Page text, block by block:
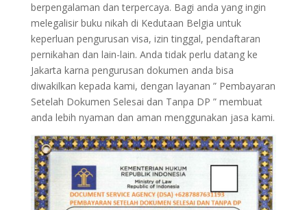
berpengalaman dan terpercaya. Bagi anda yang ingin
melegalisir buku nikah di Kedutaan Belgia untuk
keperluan pengurusan visa, izin tinggal, pendaftaran
pernikahan dan lain-lain. Anda tidak perlu datang ke
Jakarta karna pengurusan dokumen anda bisa
diwakilkan kepada kami, dengan layanan ” Pembayaran
Setelah Dokumen Selesai dan Tanpa DP ” membuat
anda lebih nyaman dan aman menggunakan jasa kami.